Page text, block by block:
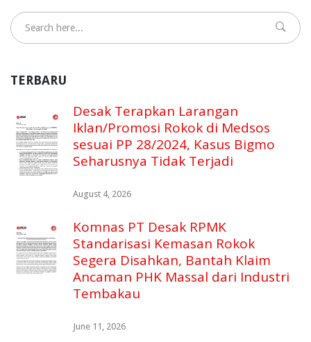
TERBARU
Desak Terapkan Larangan
Iklan/Promosi Rokok di Medsos
sesuai PP 28/2024, Kasus Bigmo
Seharusnya Tidak Terjadi
August 4, 2026
Komnas PT Desak RPMK
Standarisasi Kemasan Rokok
Segera Disahkan, Bantah Klaim
Ancaman PHK Massal dari Industri
Tembakau
June 11, 2026